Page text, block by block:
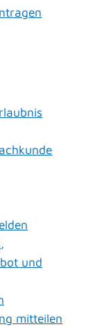
und
mitteilen